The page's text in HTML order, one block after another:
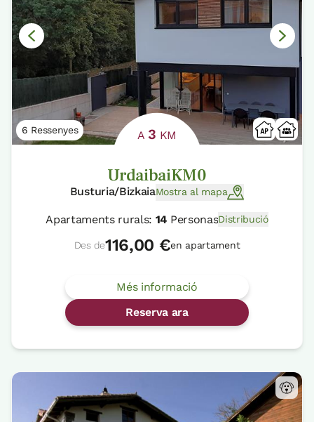
6 Ressenyes A 3 KM
UrdaibaiKM0
Busturia/BizkaiaMostra al mapa
Apartaments rurals: 14 PersonasDistribució
Des de116,00 €en apartament
Més informació
Reserva ara